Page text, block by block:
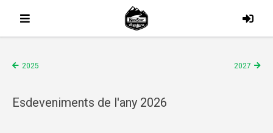
2025 2027
Esdeveniments de l'any 2026